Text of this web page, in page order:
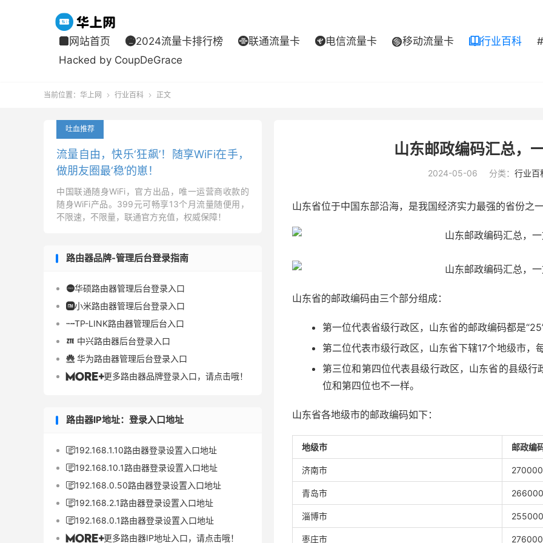
 网站首页 2024流量卡排行榜 联通流量卡 电信流量卡 移动流量卡 行业百科
Hacked by CoupDeGrace
当前位置： 华上网  行业百科  正文
山东邮政编码汇总，
2024-05-06 分类： 行业百
山东省位于中国东部沿海，是我国经济实力最强的省份之
山东省的邮政编码由三个部分组成：
第一位代表省级行政区，山东省的邮政编码都是
第二位代表市级行政区，山东省下辖17个地级市，
第三位和第四位代表县级行政区，山东省的县级
位和第四位也不一样。
山东省各地级市的邮政编码如下：
地级市 邮政编
济南市 270000
青岛市 266000
淄博市 255000
枣庄市 276000
吐血推荐
流量自由，快乐‘狂飙’！随享WiFi在手，
做朋友圈最‘稳’的崽！
中国联通随身WiFi，官方出品，唯一运营商收款的
随身WiFi产品。399元可畅享13个月流量随便用，
不限速，不限量，联通官方充值，权威保障！
路由器品牌-管理后台登录指南
华硕路由器管理后台登录入口
小米路由器管理后台登录入口
TP-LINK路由器管理后台入口
 中兴路由器后台登录入口
 华为路由器管理后台登录入口
更多路由器品牌登录入口，请点击哦！
路由器IP地址：登录入口地址
192.168.1.10路由器登录设置入口地址
192.168.10.1路由器登录设置入口地址
192.168.0.50路由器登录设置入口地址
192.168.2.1路由器登录设置入口地址
192.168.0.1路由器登录设置入口地址
更多路由器IP地址入口，请点击哦！